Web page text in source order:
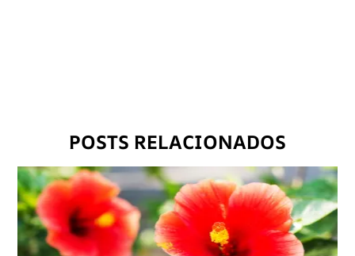
POSTS RELACIONADOS